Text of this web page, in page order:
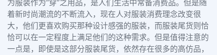
为服装作为“穿”之用品，是人们生活中常备消费品。但是随
着新时尚潮流的不断流入，现在人对服装消费理念改变很
大，他们更喜欢购买那种设计感强的服装，而服装尾货则恰
恰可以在一定程度上满足他们的这种需求。但是值得注意的
一点是，即使是这部分服装尾货，依然存在很多的高仿品，